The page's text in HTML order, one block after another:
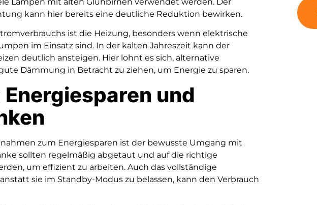
kann hier bereits eine deutliche Reduktion bewirken.
ist die Heizung, besonders wenn elektrische
im Einsatz sind. In der kalten Jahreszeit kann der
deutlich ansteigen. Hier lohnt es sich, alternative
Dämmung in Betracht zu ziehen, um Energie zu sparen.
und
zum Energiesparen ist der bewusste Umgang mit
sollten regelmäßig abgetaut und auf die richtige
um effizient zu arbeiten. Auch das vollständige
sie im Standby-Modus zu belassen, kann den Verbrauch